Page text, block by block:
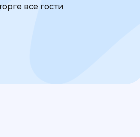
все гости